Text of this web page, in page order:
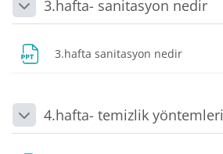
Daralt3.hafta- sanitasyon nedir
3.hafta sanitasyon nedir
Daralt4.hafta- temizlik yöntemleri